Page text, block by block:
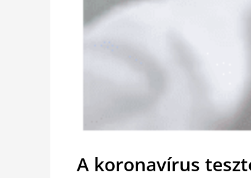
A koronavírus